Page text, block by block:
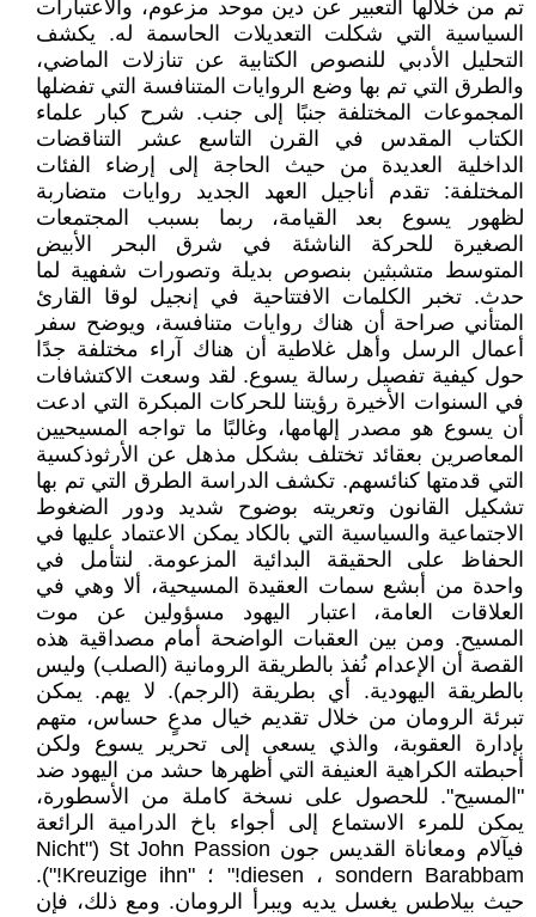
تم من خلالها التعبير عن دين موحد مزعوم، والاعتبارات
السياسية التي شكلت التعديلات الحاسمة له. يكشف
التحليل الأدبي للنصوص الكتابية عن تنازلات الماضي،
والطرق التي تم بها وضع الروايات المتنافسة التي تفضلها
المجموعات المختلفة جنبًا إلى جنب. شرح كبار علماء
الكتاب المقدس في القرن التاسع عشر التناقضات
الداخلية العديدة من حيث الحاجة إلى إرضاء الفئات
المختلفة: تقدم أناجيل العهد الجديد روايات متضاربة
لظهور يسوع بعد القيامة، ربما بسبب المجتمعات
الصغيرة للحركة الناشئة في شرق البحر الأبيض
المتوسط متشبثين بنصوص بديلة وتصورات شفهية لما
حدث. تخبر الكلمات الافتتاحية في إنجيل لوقا القارئ
المتأني صراحة أن هناك روايات متنافسة، ويوضح سفر
أعمال الرسل وأهل غلاطية أن هناك آراء مختلفة جدًا
حول كيفية تفصيل رسالة يسوع. لقد وسعت الاكتشافات
في السنوات الأخيرة رؤيتنا للحركات المبكرة التي ادعت
أن يسوع هو مصدر إلهامها، وغالبًا ما تواجه المسيحيين
المعاصرين بعقائد تختلف بشكل مذهل عن الأرثوذكسية
التي قدمتها كنائسهم. تكشف الدراسة الطرق التي تم بها
تشكيل القانون وتعريته بوضوح شديد ودور الضغوط
الاجتماعية والسياسية التي بالكاد يمكن الاعتماد عليها في
الحفاظ على الحقيقة البدائية المزعومة. لنتأمل في
واحدة من أبشع سمات العقيدة المسيحية، ألا وهي في
العلاقات العامة، اعتبار اليهود مسؤولين عن موت
المسيح. ومن بين العقبات الواضحة أمام مصداقية هذه
القصة أن الإعدام نُفذ بالطريقة الرومانية (الصلب) وليس
بالطريقة اليهودية. أي بطريقة (الرجم). لا يهم. يمكن
تبرئة الرومان من خلال تقديم خيال مدعٍ حساس، متهم
بإدارة العقوبة، والذي يسعى إلى تحرير يسوع ولكن
أحبطته الكراهية العنيفة التي أظهرها حشد من اليهود ضد
"المسيح". للحصول على نسخة كاملة من الأسطورة،
يمكن للمرء الاستماع إلى أجواء باخ الدرامية الرائعة
فيآلام ومعاناة القديس جون St John Passion ("Nicht
diesen ، sondern Barabbam!" ؛ "Kreuzige ihn!").
حيث بيلاطس يغسل يديه ويبرأ الرومان. ومع ذلك، فإن